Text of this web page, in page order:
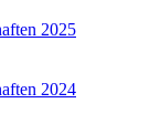
2025
2024